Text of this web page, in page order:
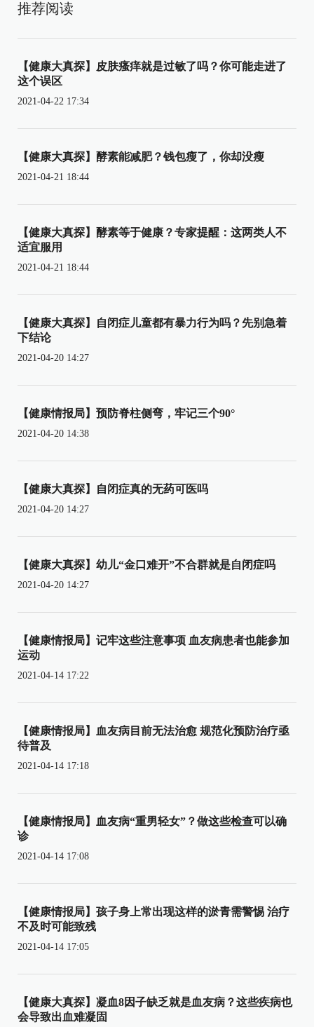
推荐阅读
【健康大真探】皮肤瘙痒就是过敏了吗？你可能走进了
这个误区
2021-04-22 17:34
【健康大真探】酵素能减肥？钱包瘦了，你却没瘦
2021-04-21 18:44
【健康大真探】酵素等于健康？专家提醒：这两类人不
适宜服用
2021-04-21 18:44
【健康大真探】自闭症儿童都有暴力行为吗？先别急着
下结论
2021-04-20 14:27
【健康情报局】预防脊柱侧弯，牢记三个90°
2021-04-20 14:38
【健康大真探】自闭症真的无药可医吗
2021-04-20 14:27
【健康大真探】幼儿“金口难开”不合群就是自闭症吗
2021-04-20 14:27
【健康情报局】记牢这些注意事项 血友病患者也能参加
运动
2021-04-14 17:22
【健康情报局】血友病目前无法治愈 规范化预防治疗亟
待普及
2021-04-14 17:18
【健康情报局】血友病“重男轻女”？做这些检查可以确
诊
2021-04-14 17:08
【健康情报局】孩子身上常出现这样的淤青需警惕 治疗
不及时可能致残
2021-04-14 17:05
【健康大真探】凝血8因子缺乏就是血友病？这些疾病也
会导致出血难凝固